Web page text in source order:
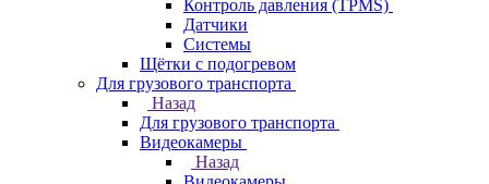
Контроль давления (TPMS)
Датчики
Системы
Щётки с подогревом
Для грузового транспорта
Назад
Для грузового транспорта
Видеокамеры
Назад